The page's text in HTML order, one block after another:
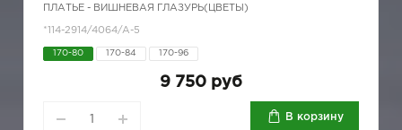
ПЛАТЬЕ - ВИШНЕВАЯ ГЛАЗУРЬ(ЦВЕТЫ)
*114-2914/4064/A-5
170-80 170-84 170-96
9 750 руб
В корзину